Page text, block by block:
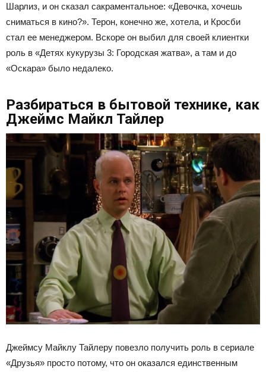
Шарлиз, и он сказал сакраментальное: «Девочка, хочешь
сниматься в кино?». Терон, конечно же, хотела, и Кросби
стал ее менеджером. Вскоре он выбил для своей клиентки
роль в «Детях кукурузы 3: Городская жатва», а там и до
«Оскара» было недалеко.
Разбираться в бытовой технике, как
Джеймс Майкл Тайлер
Джеймсу Майклу Тайлеру повезло получить роль в сериале
«Друзья» просто потому, что он оказался единственным